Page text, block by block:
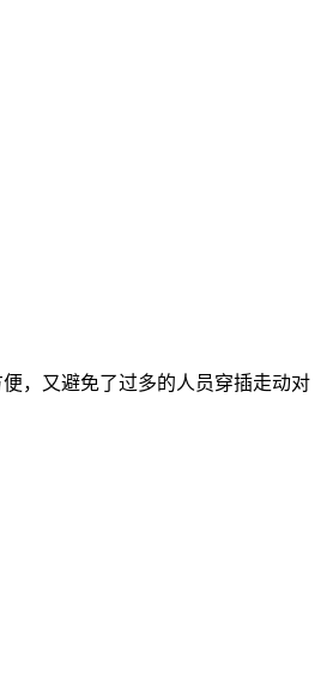
，又避免了过多的人员穿插走动对